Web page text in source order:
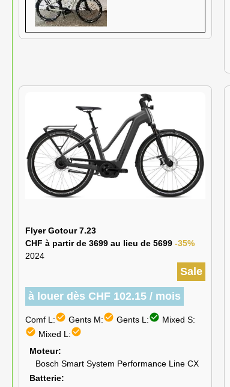
Flyer Gotour 7.23
CHF à partir de 3699 au lieu de 5699 -35%
2024
Sale
à louer dès CHF 102.15 / mois
Comf L:check_circle Gents M:check_circle Gents L:check_circle Mixed S:
check_circle Mixed L:check_circle
Moteur
Bosch Smart System Performance Line CX
Batterie